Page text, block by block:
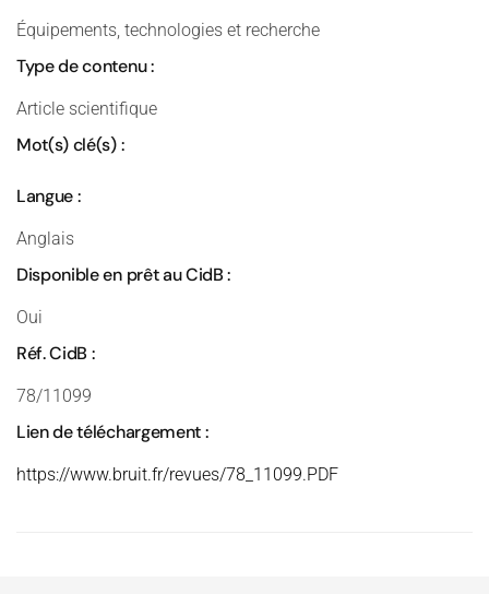
Équipements, technologies et recherche
Type de contenu :
Article scientifique
Mot(s) clé(s) :
Langue :
Anglais
Disponible en prêt au CidB :
Oui
Réf. CidB :
78/11099
Lien de téléchargement :
https://www.bruit.fr/revues/78_11099.PDF